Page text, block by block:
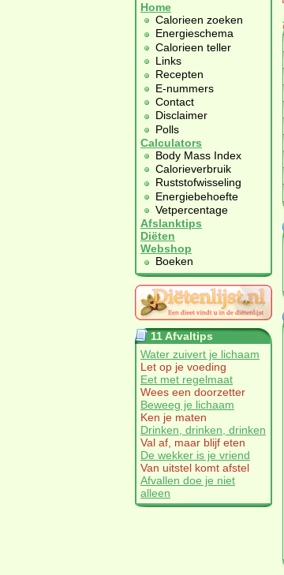
Home
Calorieen zoeken
Energieschema
Calorieen teller
Links
Recepten
E-nummers
Contact
Disclaimer
Polls
Calculators
Body Mass Index
Calorieverbruik
Ruststofwisseling
Energiebehoefte
Vetpercentage
Afslanktips
Diëten
Webshop
Boeken
11 Afvaltips
Water zuivert je lichaam
Let op je voeding
Eet met regelmaat
Wees een doorzetter
Beweeg je lichaam
Ken je maten
Drinken, drinken, drinken
Val af, maar blijf eten
De wekker is je vriend
Van uitstel komt afstel
Afvallen doe je niet
alleen